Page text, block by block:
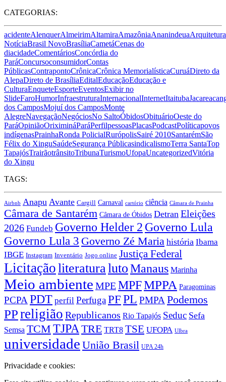
CATEGORIAS:
acidenteAlenquerAlmeirimAltamiraAmazôniaAnanindeuaArquitetura
NotíciaBrasil NovoBrasíliaCametáCenas do
diacidadeComentáriosConcórdia do
ParáConcursoconsumidorContas
PúblicasContrapontoCrônicaCrônica MemorialísticaCuruáDireto da
AlepaDireto de BrasíliaEditalEducaçãoEducação e
CulturaEnqueteEsporteEventosExibir no
SlideFaroHumorInfraestruturaInternacionalInternetItaituba
dos CamposMojuí dos CamposMonte
AlegreNavegaçãoNegóciosNo SaltoÓbidosObituárioOeste do
ParáOpiniãoOriximináParáPerfilpessoasPlacasPodcastPolíticapovos
indígenasPrainhaRonda PolicialRurópolisSairé 2010SantarémSão
Félix do XinguSaúdeSegurança PúblicasindicalismoTerra SantaTop
TapajósTrairãotrânsitoTribunaTurismoUfopaUncategorizedVitória
do Xingu
TAGS:
Airbnb Anapu Avante Cargill Carnaval cartório ciência Câmara de Prainha
Câmara de Santarém Câmara de Óbidos Detran Eleições
2026 Fundeb Governo Helder 2 Governo Lula
Governo Lula 3 Governo Zé Maria história Ibama
IBGE Instagram Inventário Jogo online Justiça Federal
LicitaçãoliteraturalutoManaus Marinha
Meio ambiente MPEMPFMPPA Paragominas
PCPA PDT perfil PerfugaPFPL PMPA Podemos
PPreligião Republicanos Rio Tapajós Seduc Sefa
Semsa TCM TJPA TRE TRT8 TSE UFOPA Ulbra
universidade União Brasil UPA 24h
Privacidade e cookies: